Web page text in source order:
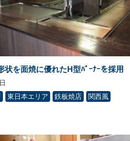
状を面焼に優れたH型ﾊﾞｰﾅｰを採用
東日本エリア 鉄板焼店 関西風